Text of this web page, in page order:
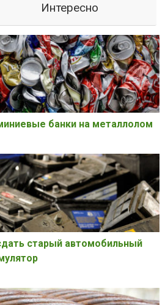
Интересно
банки на металлолом
старый автомобильный